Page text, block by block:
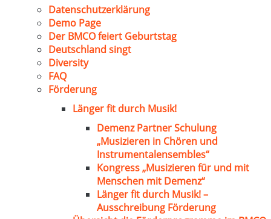
Datenschutzerklärung
Demo Page
Der BMCO feiert Geburtstag
Deutschland singt
Diversity
FAQ
Förderung
Länger fit durch Musik!
Demenz Partner Schulung
„Musizieren in Chören und
Instrumentalensembles“
Kongress „Musizieren für und mit
Menschen mit Demenz“
Länger fit durch Musik! –
Ausschreibung Förderung